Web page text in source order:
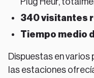
340 visitantes
Tiempo medio
Dispuestas en
las estaciones